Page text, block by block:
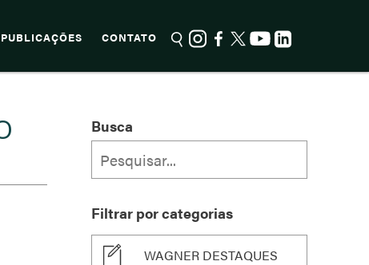
PUBLICAÇÕES CONTATO
Busca
Filtrar por categorias
WAGNER DESTAQUES